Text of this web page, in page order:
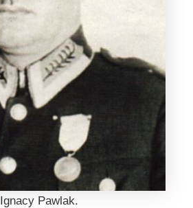
Ignacy Pawlak.